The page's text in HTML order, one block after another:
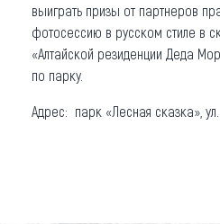
выиграть призы от партнеров
фотосессию в русском стиле в
«Алтайской резиденции Деда
по парку.
Адрес: парк «Лесная сказка», ул.